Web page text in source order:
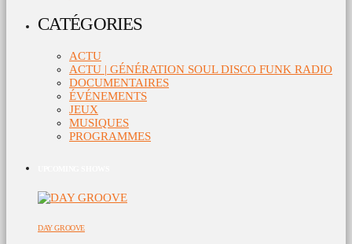
CATÉGORIES
ACTU
ACTU | GÉNÉRATION SOUL DISCO FUNK RADIO
DOCUMENTAIRES
ÉVÉNEMENTS
JEUX
MUSIQUES
PROGRAMMES
DAY GROOVE